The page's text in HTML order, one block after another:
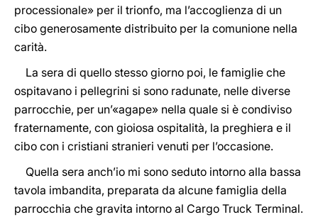
processionale» per il trionfo, ma l’accoglienza di un
cibo generosamente distribuito per la comunione nella
carità.
La sera di quello stesso giorno poi, le famiglie che
ospitavano i pellegrini si sono radunate, nelle diverse
parrocchie, per un’«agape» nella quale si è condiviso
fraternamente, con gioiosa ospitalità, la preghiera e il
cibo con i cristiani stranieri venuti per l’occasione.
Quella sera anch’io mi sono seduto intorno alla bassa
tavola imbandita, preparata da alcune famiglia della
parrocchia che gravita intorno al Cargo Truck Terminal.